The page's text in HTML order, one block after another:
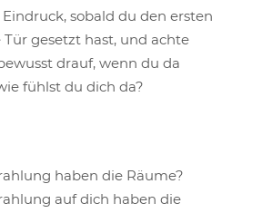
sobald du den ersten
gesetzt hast, und achte
drauf, wenn du da
fühlst du dich da?
haben die Räume?
auf dich haben die